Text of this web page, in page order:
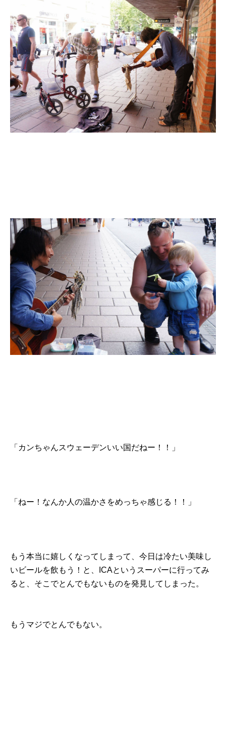
「カンちゃんスウェーデンいい国だねー！！」
「ねー！なんか人の温かさをめっちゃ感じる！！」
もう本当に嬉しくなってしまって、今日は冷たい美味し
いビールを飲もう！と、ICAというスーパーに行ってみ
ると、そこでとんでもないものを発見してしまった。
もうマジでとんでもない。